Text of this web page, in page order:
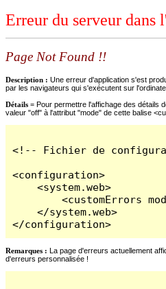
Erreur du serveur dans
Page Not Found !!
Description : Une erreur d'application s'est
par les navigateurs qui s'exécutent sur
Détails = Pour permettre l'affichage des détails
valeur "off" à l'attribut "mode" de cette balise
<!-- Fichier de
<configuration>
    <system.web>
<customErrors
    </system.web>
</configuration>
Remarques : La page d'erreurs actuellement
d'erreurs personnalisée !